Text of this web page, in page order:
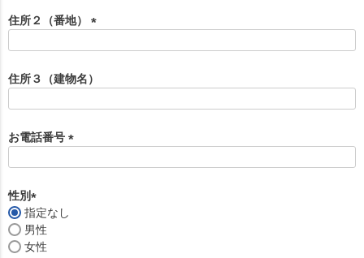
)
住所２（番地）
須
)
住所３（建物名）
お電話番号
性別
(
必
須
指定なし
男性
女性